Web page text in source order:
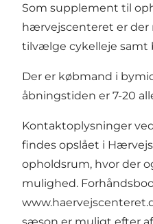
Som supplement til
hærvejscenteret er der
tilvælge cykelleje
Der er købmand i
åbningstiden er 7-20
Kontaktoplysninger
findes opslået i
opholdsrum, hvor der
mulighed.